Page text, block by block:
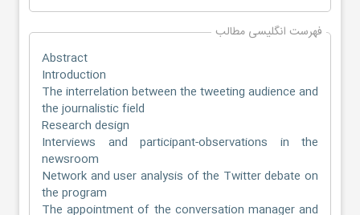
فهرست انگلیسی مطالب
Abstract
Introduction
The interrelation between the tweeting audience and
the journalistic field
Research design
Interviews and participant-observations in the
newsroom
Network and user analysis of the Twitter debate on
the program
The appointment of the conversation manager and